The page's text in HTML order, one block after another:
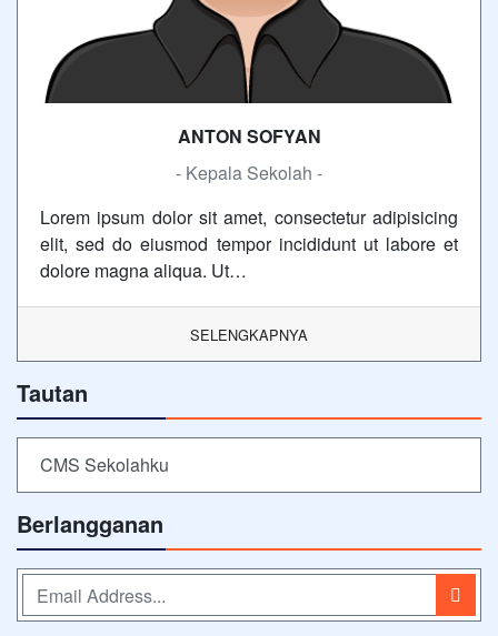
ANTON SOFYAN
- Kepala Sekolah -
Lorem ipsum dolor sit amet, consectetur adipisicing
elit, sed do eiusmod tempor incididunt ut labore et
dolore magna aliqua. Ut…
SELENGKAPNYA
Tautan
CMS Sekolahku
Berlangganan